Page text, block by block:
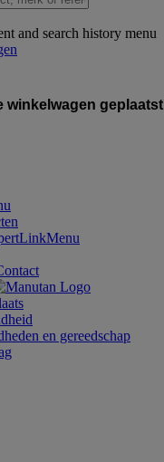
and search history menu
winkelwagen geplaatst
en gereedschap